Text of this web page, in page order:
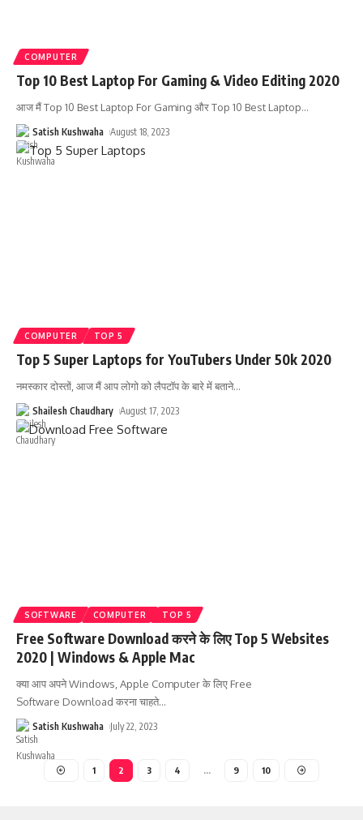
COMPUTER
Top 10 Best Laptop For Gaming & Video Editing 2020
आज मैं Top 10 Best Laptop For Gaming और Top 10 Best Laptop…
Satish Kushwaha August 18, 2023
COMPUTER TOP 5
Top 5 Super Laptops for YouTubers Under 50k 2020
नमस्कार दोस्तों, आज मैं आप लोगो को लैपटॉप के बारे में बताने…
Shailesh Chaudhary August 17, 2023
SOFTWARE COMPUTER TOP 5
Free Software Download करने के लिए Top 5 Websites
2020 | Windows & Apple Mac
क्या आप अपने Windows, Apple Computer के लिए Free
Software Download करना चाहते…
Satish Kushwaha July 22, 2023
1 2 3 4 9 10